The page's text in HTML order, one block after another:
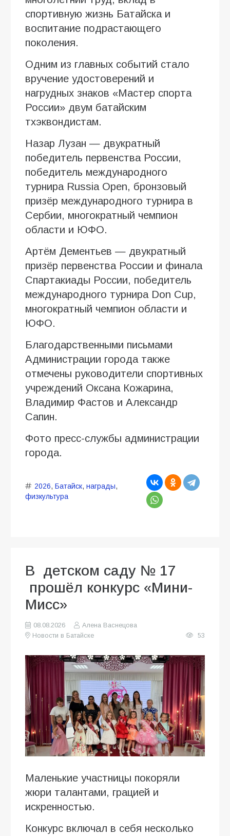
спортивную жизнь Батайска и
воспитание подрастающего
поколения.
Одним из главных событий стало
вручение удостоверений и
нагрудных знаков «Мастер спорта
России» двум батайским
тхэквондистам.
Назар Лузан — двукратный
победитель первенства России,
победитель международного
турнира Russia Open, бронзовый
призёр международного турнира в
Сербии, многократный чемпион
области и ЮФО.
Артём Дементьев — двукратный
призёр первенства России и финала
Спартакиады России, победитель
международного турнира Don Cup,
многократный чемпион области и
ЮФО.
Благодарственными письмами
Администрации города также
отмечены руководители спортивных
учреждений Оксана Кожарина,
Владимир Фастов и Александр
Сапин.
Фото пресс-службы администрации
города.
2026, Батайск, награды,
физкультура
В детском саду № 17
прошёл конкурс «Мини-
Мисс»
08.08.2026
Алена Васнецова
Новости в Батайске
53
Маленькие участницы покоряли
жюри талантами, грацией и
искренностью.
Конкурс включал в себя несколько